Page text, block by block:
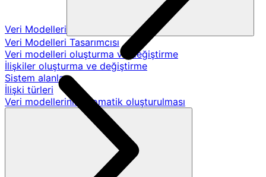
Veri Modelleri
Veri Modelleri Tasarımcısı
Veri modelleri oluşturma ve değiştirme
İlişkiler oluşturma ve değiştirme
Sistem alanları
İlişki türleri
Veri modellerinin otomatik oluşturulması